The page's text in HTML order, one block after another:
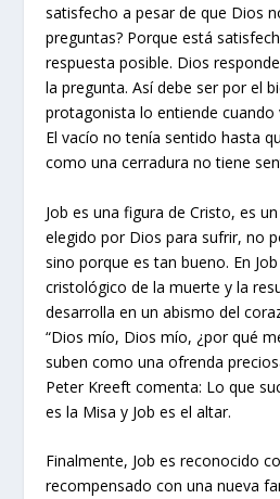
satisfecho a pesar de que Dios
preguntas? Porque está
respuesta posible. Dios
la pregunta. Así debe ser por el
protagonista lo entiende cuando
El vacío no tenía sentido hasta
como una cerradura no tiene
Job es una figura de Cristo, es
elegido por Dios para sufrir, no
sino porque es tan bueno. En
cristológico de la muerte y la
desarrolla en un abismo del
“Dios mío, Dios mío, ¿por qué
suben como una ofrenda
Peter Kreeft comenta: Lo que
es la Misa y Job es el altar.
Finalmente, Job es reconocido
recompensado con una nueva